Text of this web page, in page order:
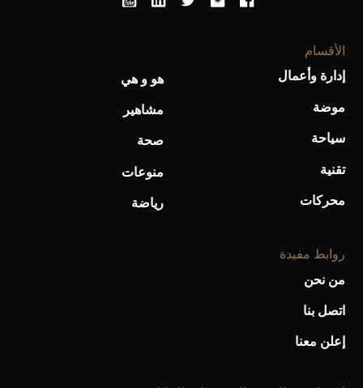
الأقسام
إدارة وأعمال
موضة
سياحة
تقنية
محركات
هو و هي
مشاهير
صحة
منوعات
رياضة
روابط مفيدة
من نحن
اتصل بنا
إعلن معنا